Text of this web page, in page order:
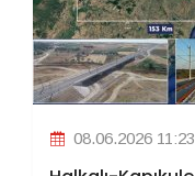
08.06.2026 11:23